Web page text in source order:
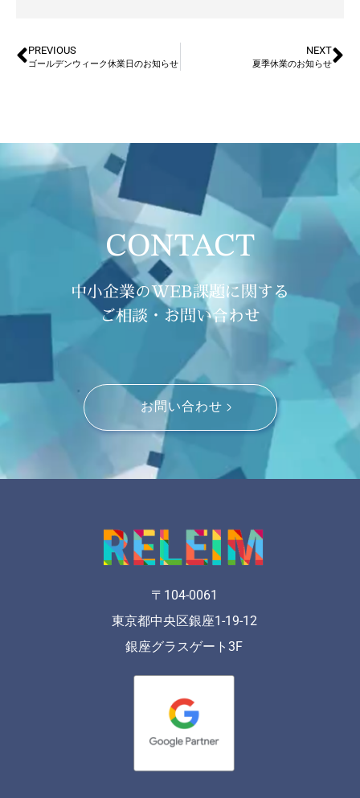
PREVIOUS
ゴールデンウィーク休業日のお知らせ
NEXT
夏季休業のお知らせ
CONTACT
中小企業のWEB課題に関する
ご相談・お問い合わせ
お問い合わせ
〒104-0061
東京都中央区銀座1-19-12
銀座グラスゲート3F